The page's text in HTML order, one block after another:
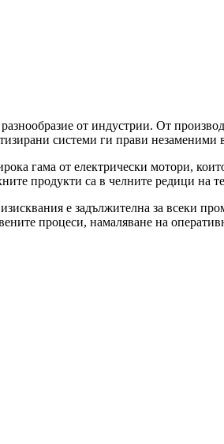
от индустрии. От
системи ги прави
гама от електрически мотори,
продукти са в челните редици на
е задължителна за всеки
процеси, намаляване на